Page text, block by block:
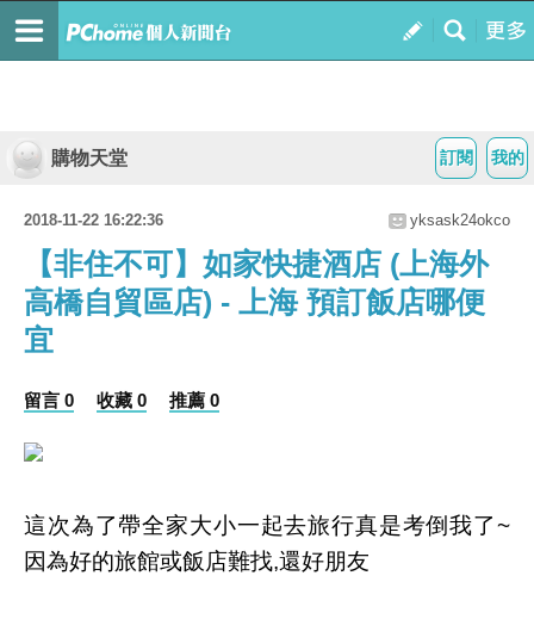
我的
訂閱
購物天堂
2018-11-22 16:22:36 yksask24okco
【非住不可】如家快捷酒店 (上海外
高橋自貿區店) - 上海 預訂飯店哪便
宜
留言 0 收藏 0 推薦 0
這次為了帶全家大小一起去旅行真是考倒我了~
因為好的旅館或飯店難找,還好朋友